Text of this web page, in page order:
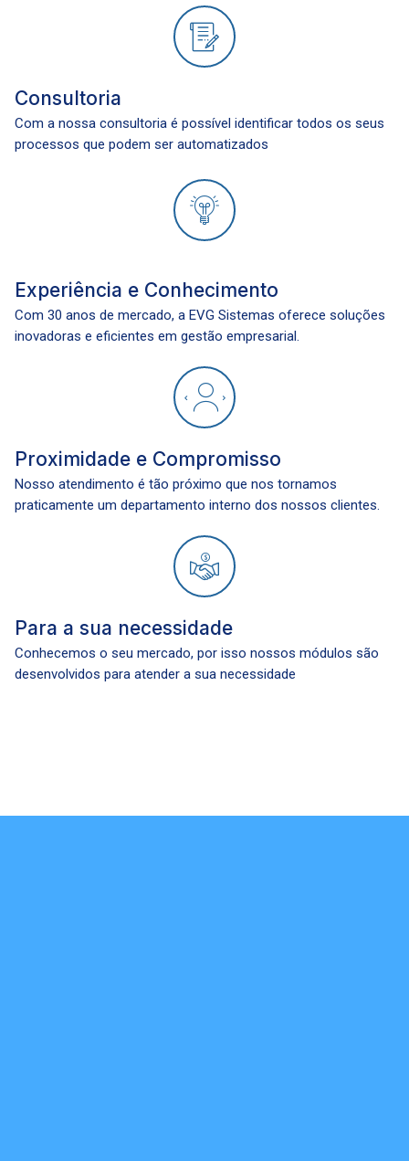
Consultoria
Com a nossa consultoria é possível identificar todos os seus
processos que podem ser automatizados
Experiência e Conhecimento
Com 30 anos de mercado, a EVG Sistemas oferece soluções
inovadoras e eficientes em gestão empresarial.
Proximidade e Compromisso
Nosso atendimento é tão próximo que nos tornamos
praticamente um departamento interno dos nossos clientes.
Para a sua necessidade
Conhecemos o seu mercado, por isso nossos módulos são
desenvolvidos para atender a sua necessidade